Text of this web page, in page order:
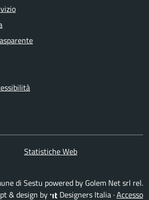
Statistiche Web
di Sestu powered by Golem Net srl rel.
& design by
Designers Italia ·Accesso